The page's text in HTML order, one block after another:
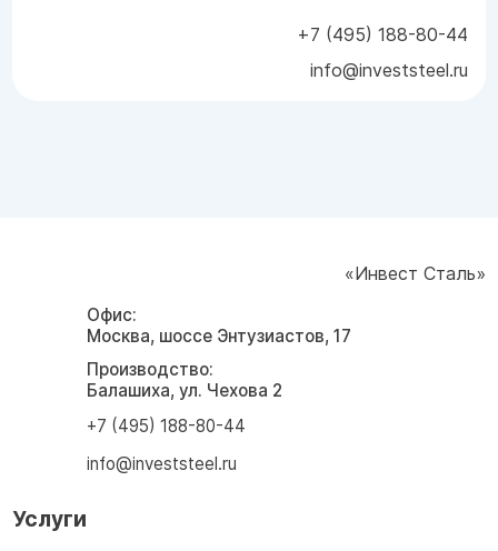
+7 (495) 188-80-44
info@investsteel.ru
«Инвест Сталь»
Офис:
Москва, шоссе Энтузиастов, 17
Производство:
Балашиха, ул. Чехова 2
+7 (495) 188-80-44
info@investsteel.ru
Услуги